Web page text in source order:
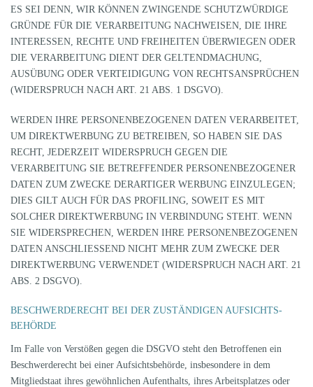
ES SEI DENN, WIR KÖNNEN ZWINGENDE SCHUTZWÜRDIGE
GRÜNDE FÜR DIE VERARBEITUNG NACHWEISEN, DIE IHRE
INTERESSEN, RECHTE UND FREIHEITEN ÜBERWIEGEN ODER
DIE VERARBEITUNG DIENT DER GELTENDMACHUNG,
AUSÜBUNG ODER VERTEIDIGUNG VON RECHTSANSPRÜCHEN
(WIDERSPRUCH NACH ART. 21 ABS. 1 DSGVO).
WERDEN IHRE PERSONENBEZOGENEN DATEN VERARBEITET,
UM DIREKTWERBUNG ZU BETREIBEN, SO HABEN SIE DAS
RECHT, JEDERZEIT WIDERSPRUCH GEGEN DIE
VERARBEITUNG SIE BETREFFENDER PERSONENBEZOGENER
DATEN ZUM ZWECKE DERARTIGER WERBUNG EINZULEGEN;
DIES GILT AUCH FÜR DAS PROFILING, SOWEIT ES MIT
SOLCHER DIREKTWERBUNG IN VERBINDUNG STEHT. WENN
SIE WIDERSPRECHEN, WERDEN IHRE PERSONENBEZOGENEN
DATEN ANSCHLIESSEND NICHT MEHR ZUM ZWECKE DER
DIREKTWERBUNG VERWENDET (WIDERSPRUCH NACH ART. 21
ABS. 2 DSGVO).
BESCHWERDE­RECHT BEI DER ZUSTÄNDIGEN AUFSICHTS­
BEHÖRDE
Im Falle von Verstößen gegen die DSGVO steht den Betroffenen ein
Beschwerderecht bei einer Aufsichtsbehörde, insbesondere in dem
Mitgliedstaat ihres gewöhnlichen Aufenthalts, ihres Arbeitsplatzes oder